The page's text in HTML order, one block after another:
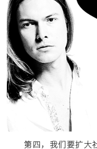
第四，我们要扩大社